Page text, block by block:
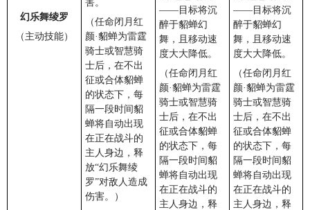
幻乐舞绫罗
（主动技能）
害。
（任命闭月红
颜·貂蝉为雷霆
骑士或智慧骑
士后，在不出
征或合体貂蝉
的状态下，每
隔一段时间貂
蝉将自动出现
在正在战斗的
主人身边，释
放“幻乐舞绫
罗”对敌人造成
伤害。）
——目标将沉
醉于貂蝉幻
舞，且移动速
度大大降低。
（任命闭月红
颜·貂蝉为雷霆
骑士或智慧骑
士后，在不出
征或合体貂蝉
的状态下，每
隔一段时间貂
蝉将自动出现
在正在战斗的
主人身边，释
——目标将沉
醉于貂蝉幻
舞，且移动速
度大大降低。
（任命闭月红
颜·貂蝉为雷霆
骑士或智慧骑
士后，在不出
征或合体貂蝉
的状态下，每
隔一段时间貂
蝉将自动出现
在正在战斗的
主人身边，释